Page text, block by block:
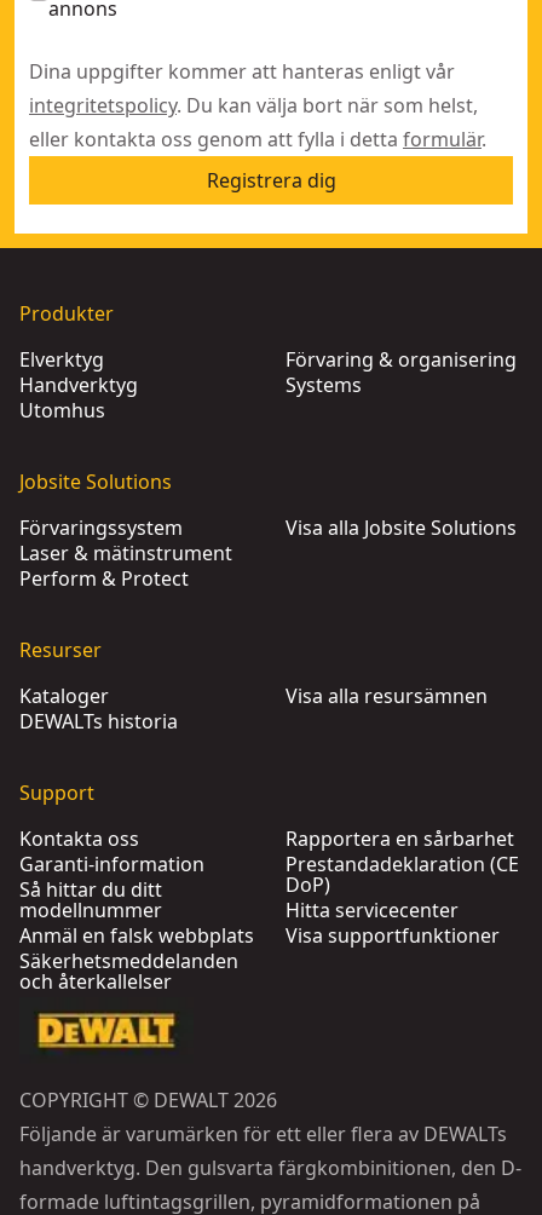
annons
Dina uppgifter kommer att hanteras enligt vår
integritetspolicy. Du kan välja bort när som helst,
eller kontakta oss genom att fylla i detta formulär.
Registrera dig
Produkter
Elverktyg
Handverktyg
Utomhus
Förvaring & organisering
Systems
Jobsite Solutions
Förvaringssystem
Laser & mätinstrument
Perform & Protect
Visa alla Jobsite Solutions
Resurser
Kataloger
DEWALTs historia
Visa alla resursämnen
Support
Kontakta oss
Garanti-information
Så hittar du ditt
modellnummer
Anmäl en falsk webbplats
Säkerhetsmeddelanden
och återkallelser
Rapportera en sårbarhet
Prestandadeklaration (CE
DoP)
Hitta servicecenter
Visa supportfunktioner
COPYRIGHT © DEWALT 2026
Följande är varumärken för ett eller flera av DEWALTs
handverktyg. Den gulsvarta färgkombinitionen, den D-
formade luftintagsgrillen, pyramidformationen på